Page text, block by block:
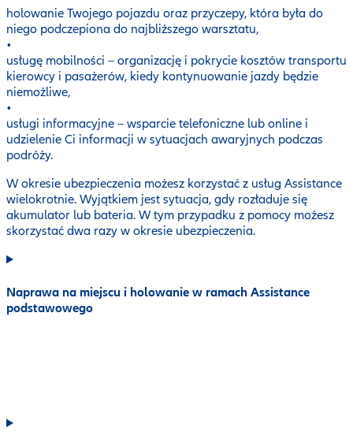
holowanie Twojego pojazdu oraz przyczepy, która była do
niego podczepiona do najbliższego warsztatu,
•
usługę mobilności – organizację i pokrycie kosztów transportu
kierowcy i pasażerów, kiedy kontynuowanie jazdy będzie
niemożliwe,
•
usługi informacyjne – wsparcie telefoniczne lub online i
udzielenie Ci informacji w sytuacjach awaryjnych podczas
podróży.
W okresie ubezpieczenia możesz korzystać z usług Assistance
wielokrotnie. Wyjątkiem jest sytuacja, gdy rozładuje się
akumulator lub bateria. W tym przypadku z pomocy możesz
skorzystać dwa razy w okresie ubezpieczenia.
Naprawa na miejscu i holowanie w ramach Assistance
podstawowego